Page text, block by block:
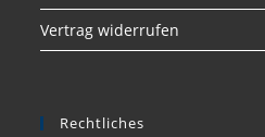
Vertrag widerrufen
Rechtliches